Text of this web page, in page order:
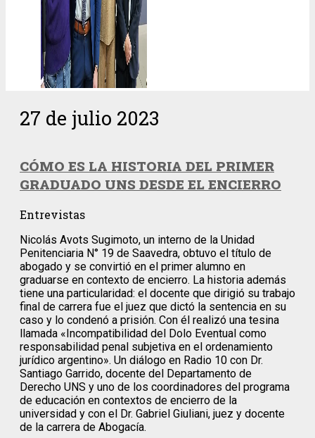
27 de julio 2023
CÓMO ES LA HISTORIA DEL PRIMER
GRADUADO UNS DESDE EL ENCIERRO
Entrevistas
Nicolás Avots Sugimoto, un interno de la Unidad
Penitenciaria N° 19 de Saavedra, obtuvo el título de
abogado y se convirtió en el primer alumno en
graduarse en contexto de encierro. La historia además
tiene una particularidad: el docente que dirigió su trabajo
final de carrera fue el juez que dictó la sentencia en su
caso y lo condenó a prisión. Con él realizó una tesina
llamada «Incompatibilidad del Dolo Eventual como
responsabilidad penal subjetiva en el ordenamiento
jurídico argentino». Un diálogo en Radio 10 con Dr.
Santiago Garrido, docente del Departamento de
Derecho UNS y uno de los coordinadores del programa
de educación en contextos de encierro de la
universidad y con el Dr. Gabriel Giuliani, juez y docente
de la carrera de Abogacía.